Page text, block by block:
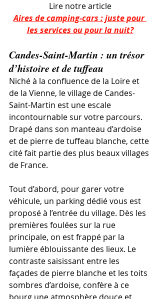
Lire notre article
Aires de camping-cars : juste pour
les services ou pour la nuit?
Candes-Saint-Martin : un trésor
d’histoire et de tuffeau
Niché à la confluence de la Loire et
de la Vienne, le village de Candes-
Saint-Martin est une escale
incontournable sur votre parcours.
Drapé dans son manteau d’ardoise
et de pierre de tuffeau blanche, cette
cité fait partie des plus beaux villages
de France.
Tout d’abord, pour garer votre
véhicule, un parking dédié vous est
proposé à l’entrée du village. Dès les
premières foulées sur la rue
principale, on est frappé par la
lumière éblouissante des lieux. Le
contraste saisissant entre les
façades de pierre blanche et les toits
sombres d’ardoise, confère à ce